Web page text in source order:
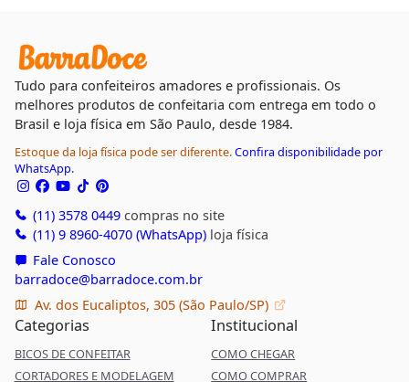
Tudo para confeiteiros amadores e profissionais. Os
melhores produtos de confeitaria com entrega em todo o
Brasil e loja física em São Paulo, desde 1984.
Estoque da loja física pode ser diferente.Confira disponibilidade por
WhatsApp.
(11) 3578 0449compras no site
(11) 9 8960-4070 (WhatsApp)loja física
Fale Conosco
barradoce@barradoce.com.br
Av. dos Eucaliptos, 305 (São Paulo/SP)
Categorias
BICOS DE CONFEITAR
CORTADORES E MODELAGEM
Institucional
COMO CHEGAR
COMO COMPRAR